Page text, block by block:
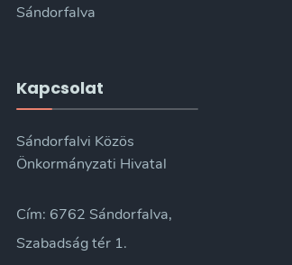
Sándorfalva
Kapcsolat
Sándorfalvi Közös
Önkormányzati Hivatal
Cím: 6762 Sándorfalva,
Szabadság tér 1.